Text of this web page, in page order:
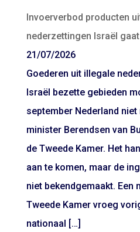
Invoerverbod producten
nederzettingen Israël
21/07/2026
Goederen uit illegale
Israël bezette gebieden
september Nederland
minister Berendsen van
de Tweede Kamer. Het
aan te komen, maar de
niet bekendgemaakt. Een
Tweede Kamer vroeg
nationaal […]